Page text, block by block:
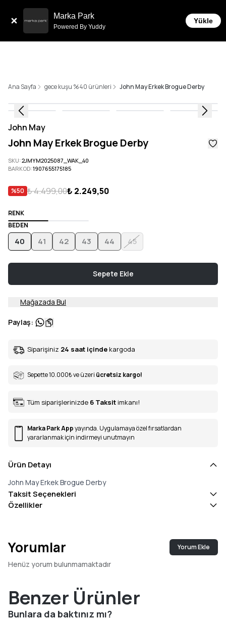
Marka Park
Powered By Yuddy
Yükle
Ana Sayfa gece kuşu %40 ürünleri John May Erkek Brogue Derby
John May
John May Erkek Brogue Derby
SKU:2JMYM2025087_WAK_40
BARKOD:1907655175185
%50 ₺ 4.499,00₺ 2.249,50
RENK
BEDEN
40 41 42 43 44 45
Sepete Ekle
Mağazada Bul
Paylaş:
Siparişiniz 24 saat içinde kargoda
Sepette 10.000₺ve üzeri ücretsiz kargo!
Tüm siparişlerinizde 6 Taksit imkanı!
Marka Park Appyayında. Uygulamaya özel fırsatlardan
yararlanmak için indirmeyi unutmayın
Ürün Detayı
John May Erkek Brogue Derby
Taksit Seçenekleri
Özellikler
Yorumlar Yorum Ekle
Henüz yorum bulunmamaktadır
Benzer Ürünler
Bunlara da baktınız mı?